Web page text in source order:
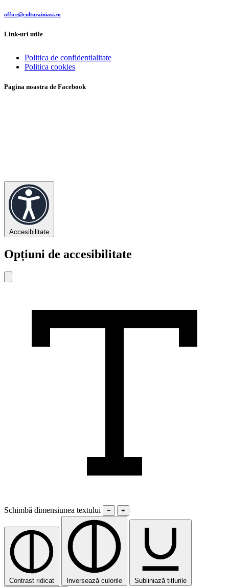
office@culturainiasi.ro
Link-uri utile
Politica de confidentialitate
Politica cookies
Pagina noastra de Facebook
Accesibilitate
Opțiuni de accesibilitate
Schimbă dimensiunea textului − +
Contrast ridicat Inversează culorile Subliniază titlurile